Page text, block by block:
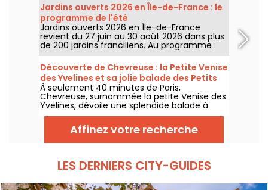
Jardins ouverts 2026 en Île-de-France : le
programme de l'été
Jardins ouverts 2026 en Île-de-France
revient du 27 juin au 30 août 2026 dans plus
de 200 jardins franciliens. Au programme :
concerts, spectacles, visites, ateliers et
installations artistiques.
Découverte de Chevreuse : la Petite Venise
des Yvelines et sa jolie balade des Petits
Ponts
À seulement 40 minutes de Paris,
Chevreuse, surnommée la petite Venise des
Yvelines, dévoile une splendide balade à
travers ses petits ponts. Ce véritable écrin
de verdure, accessible en RER, nous dévpoile
une escapade au charme insoupçonné. On
vous embarque pour une aventure nature
Affinez votre recherche
LES DERNIERS CITY-GUIDES